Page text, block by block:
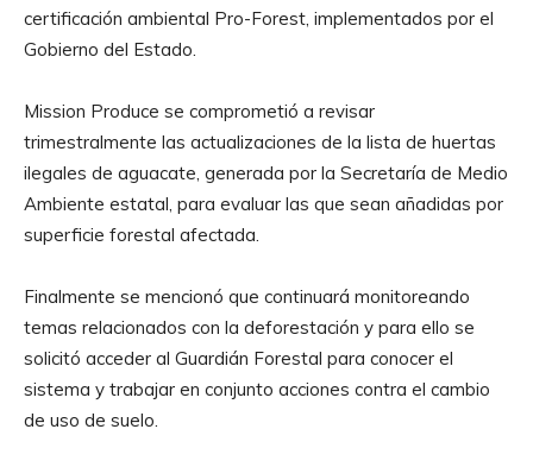
certificación ambiental Pro-Forest, implementados por el
Gobierno del Estado.
Mission Produce se comprometió a revisar
trimestralmente las actualizaciones de la lista de huertas
ilegales de aguacate, generada por la Secretaría de Medio
Ambiente estatal, para evaluar las que sean añadidas por
superficie forestal afectada.
Finalmente se mencionó que continuará monitoreando
temas relacionados con la deforestación y para ello se
solicitó acceder al Guardián Forestal para conocer el
sistema y trabajar en conjunto acciones contra el cambio
de uso de suelo.